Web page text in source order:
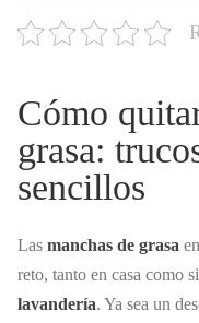
Cómo
grasa:
sencillos
Las manchas de grasa
reto, tanto en casa como
lavandería. Ya sea un